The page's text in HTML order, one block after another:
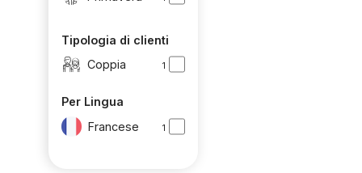
Tipologia di clienti
Coppia
1
Per Lingua
Francese
1